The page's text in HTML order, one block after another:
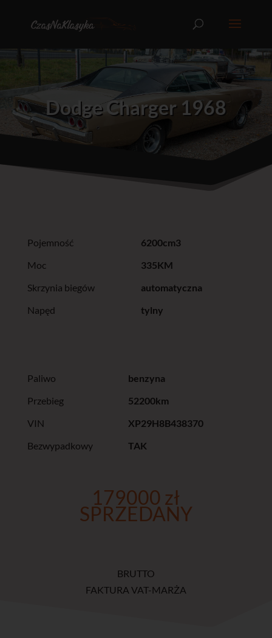
Dodge Charger 1968
Pojemność
6200cm3
Moc
335KM
Skrzynia biegów
automatyczna
Napęd
tylny
Paliwo
benzyna
Przebieg
52200km
VIN
XP29H8B438370
Bezwypadkowy
TAK
179000 zł
SPRZEDANY
BRUTTO
FAKTURA VAT-MARŻA